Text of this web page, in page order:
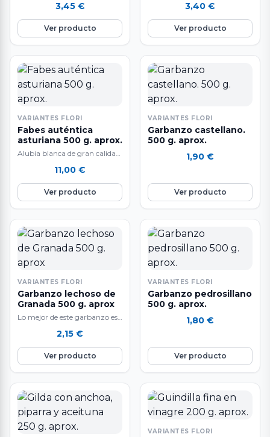
3,45 €
Ver producto
3,40 €
Ver producto
VARIANTES FLORI
Fabes auténtica
asturiana 500 g. aprox.
Alubia blanca de gran calidad.
carne jugosa que aportan
cremosidad…
11,00 €
Ver producto
VARIANTES FLORI
Garbanzo castellano.
500 g. aprox.
1,90 €
Ver producto
VARIANTES FLORI
Garbanzo lechoso de
Granada 500 g. aprox
Lo mejor de este garbanzo es
agradable y suave, ideal para…
2,15 €
Ver producto
VARIANTES FLORI
Garbanzo pedrosillano
500 g. aprox.
1,80 €
Ver producto
VARIANTES FLORI